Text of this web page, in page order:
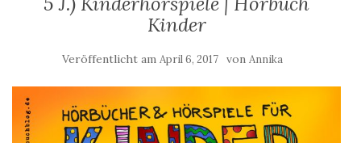
Kinder
Veröffentlicht am April 6, 2017 von Annika